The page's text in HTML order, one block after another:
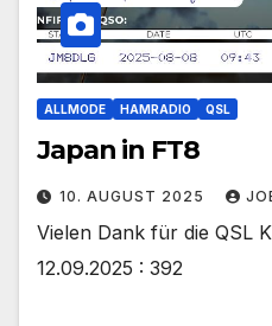
ALLMODE HAMRADIO QSL
Japan in FT8
10. AUGUST 2025
Vielen Dank für die QSL
12.09.2025 : 392